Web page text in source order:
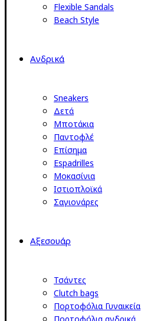
Flexible Sandals
Beach Style
Ανδρικά
Sneakers
Δετά
Μποτάκια
Παντοφλέ
Επίσημα
Espadrilles
Μοκασίνια
Ιστιοπλοϊκά
Σαγιονάρες
Αξεσουάρ
Τσάντες
Clutch bags
Πορτοφόλια Γυναικεία